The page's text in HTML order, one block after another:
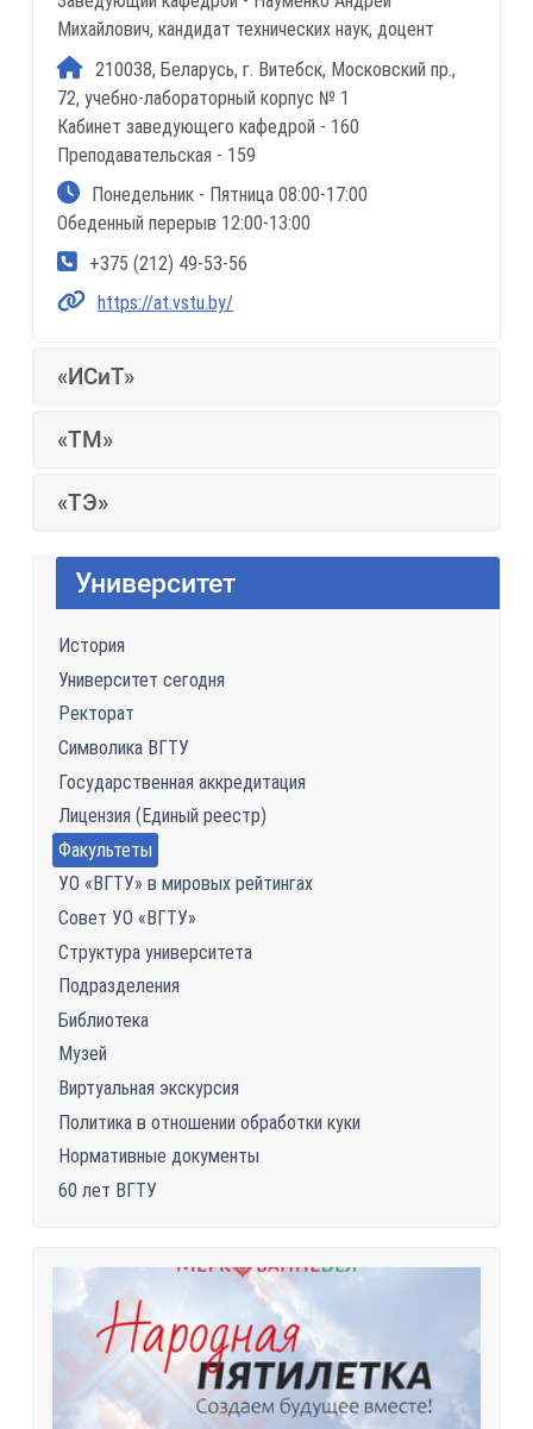
Михайлович, кандидат технических наук, доцент
210038, Беларусь, г. Витебск, Московский пр.,
72, учебно-лабораторный корпус № 1
Кабинет заведующего кафедрой - 160
Преподавательская - 159
Понедельник - Пятница 08:00-17:00
Обеденный перерыв 12:00-13:00
+375 (212) 49-53-56
https://at.vstu.by/
«ИСиТ»
«ТМ»
«ТЭ»
Университет
История
Университет сегодня
Ректорат
Символика ВГТУ
Государственная аккредитация
Лицензия (Единый реестр)
Факультеты
УО «ВГТУ» в мировых рейтингах
Совет УО «ВГТУ»
Структура университета
Подразделения
Библиотека
Музей
Виртуальная экскурсия
Политика в отношении обработки куки
Нормативные документы
60 лет ВГТУ